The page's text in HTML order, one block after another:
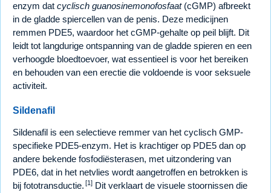
enzym dat cyclisch guanosinemonofosfaat(cGMP) afbreekt
in de gladde spiercellen van de penis. Deze medicijnen
remmen PDE5, waardoor het cGMP-gehalte op peil blijft. Dit
leidt tot langdurige ontspanning van de gladde spieren en een
verhoogde bloedtoevoer, wat essentieel is voor het bereiken
en behouden van een erectie die voldoende is voor seksuele
activiteit.
Sildenafil
Sildenafil is een selectieve remmer van het cyclisch GMP-
specifieke PDE5-enzym. Het is krachtiger op PDE5 dan op
andere bekende fosfodiësterasen, met uitzondering van
PDE6, dat in het netvlies wordt aangetroffen en betrokken is
bij fototransductie. [1] Dit verklaart de visuele stoornissen die